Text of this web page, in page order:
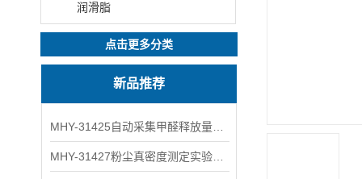
润滑脂
点击更多分类
新品推荐